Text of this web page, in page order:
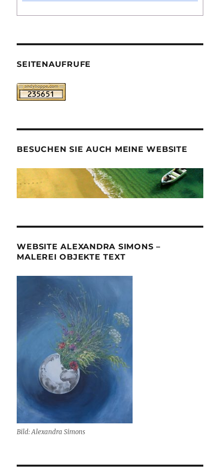
SEITENAUFRUFE
BESUCHEN SIE AUCH MEINE WEBSITE
WEBSITE ALEXANDRA SIMONS –
MALEREI OBJEKTE TEXT
Bild: Alexandra Simons